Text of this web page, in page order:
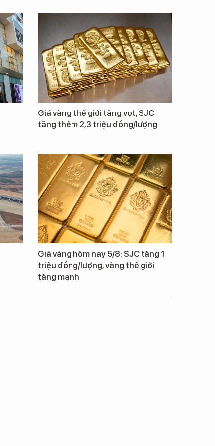
Giá vàng thế giới tăng vọt, SJC
tăng thêm 2,3 triệu đồng/lượng
Giá vàng hôm nay 5/8: SJC tăng 1
triệu đồng/lượng, vàng thế giới
tăng mạnh